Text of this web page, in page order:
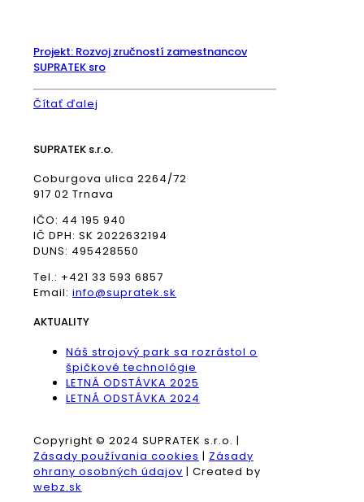
Projekt: Rozvoj zručností zamestnancov
SUPRATEK sro
Čítať ďalej
SUPRATEK s.r.o.
Coburgova ulica 2264/72
917 02 Trnava
IČO: 44 195 940
IČ DPH: SK 2022632194
DUNS: 495428550
Tel.: +421 33 593 6857
Email: info@supratek.sk
AKTUALITY
Náš strojový park sa rozrástol o
špičkové technológie
LETNÁ ODSTÁVKA 2025
LETNÁ ODSTÁVKA 2024
Copyright © 2024 SUPRATEK s.r.o. |
Zásady používania cookies | Zásady
ohrany osobných údajov | Created by
webz.sk